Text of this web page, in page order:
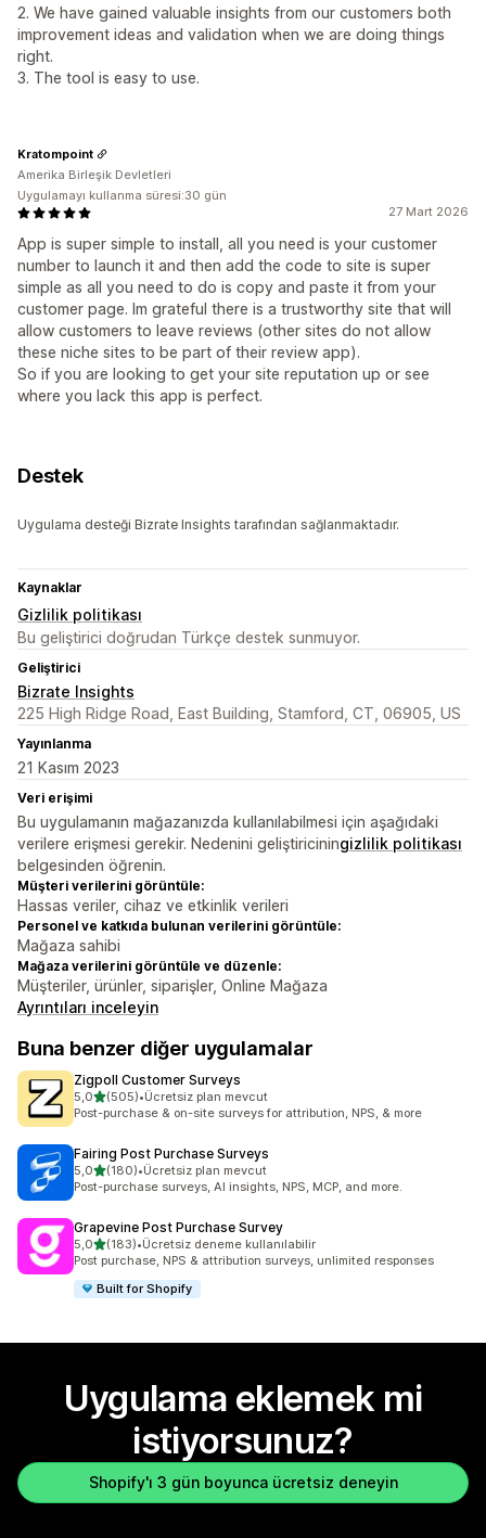
2. We have gained valuable insights from our customers both
improvement ideas and validation when we are doing things
right.
3. The tool is easy to use.
27 Mart 2026
App is super simple to install, all you need is your customer
number to launch it and then add the code to site is super
simple as all you need to do is copy and paste it from your
customer page. Im grateful there is a trustworthy site that will
allow customers to leave reviews (other sites do not allow
these niche sites to be part of their review app).
So if you are looking to get your site reputation up or see
where you lack this app is perfect.
Kratompoint
Amerika Birleşik Devletleri
Uygulamayı kullanma süresi:30 gün
Destek
Uygulama desteği Bizrate Insights tarafından sağlanmaktadır.
Kaynaklar
Gizlilik politikası
Bu geliştirici doğrudan Türkçe destek sunmuyor.
Geliştirici
Bizrate Insights
225 High Ridge Road, East Building, Stamford, CT, 06905, US
Yayınlanma
21 Kasım 2023
Veri erişimi
Bu uygulamanın mağazanızda kullanılabilmesi için aşağıdaki
verilere erişmesi gerekir. Nedenini geliştiriciningizlilik politikası
belgesinden öğrenin.
Müşteri verilerini görüntüle:
Hassas veriler, cihaz ve etkinlik verileri
Personel ve katkıda bulunan verilerini görüntüle:
Mağaza sahibi
Mağaza verilerini görüntüle ve düzenle:
Müşteriler, ürünler, siparişler, Online Mağaza
Ayrıntıları inceleyin
Buna benzer diğer uygulamalar
Zigpoll Customer Surveys
5,05 yıldız üzerinden
(505)
toplam 505 değerlendirme
•Ücretsiz plan mevcut
Post-purchase & on-site surveys for attribution, NPS, & more
Fairing Post Purchase Surveys
5,05 yıldız üzerinden
(180)
toplam 180 değerlendirme
•Ücretsiz plan mevcut
Post-purchase surveys, AI insights, NPS, MCP, and more.
Grapevine Post Purchase Survey
5,05 yıldız üzerinden
(183)
toplam 183 değerlendirme
•Ücretsiz deneme kullanılabilir
Post purchase, NPS & attribution surveys, unlimited responses
Built for Shopify
Uygulama eklemek mi
istiyorsunuz?
Shopify'ı 3 gün boyunca ücretsiz deneyin